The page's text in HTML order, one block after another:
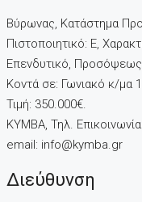
Βύρωνας, Κατάστημα
Πιστοποιητικό: Ε,
Επενδυτικό,
Κοντά σε: Γωνιακό κ/μα
Τιμή: 350.000€.
KYMBA, Τηλ.
email: info@kymba.gr
Διεύθυνση